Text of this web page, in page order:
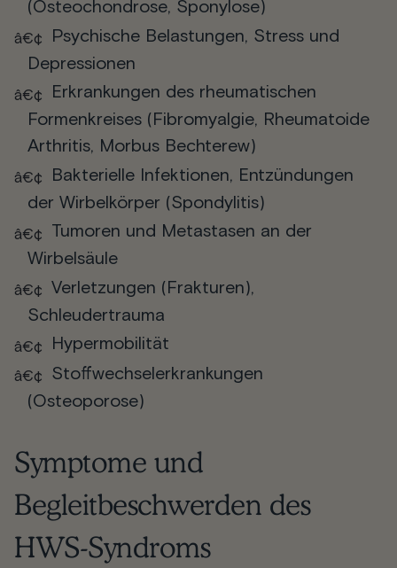
(Osteochondrose, Sponylose)
Psychische Belastungen, Stress und
Depressionen
Erkrankungen des rheumatischen
Formenkreises (Fibromyalgie, Rheumatoide
Arthritis, Morbus Bechterew)
Bakterielle Infektionen, Entzündungen
der Wirbelkörper (Spondylitis)
Tumoren und Metastasen an der
Wirbelsäule
Verletzungen (Frakturen),
Schleudertrauma
Hypermobilität
Stoffwechselerkrankungen
(Osteoporose)
Symptome und
Begleitbeschwerden des
HWS-Syndroms